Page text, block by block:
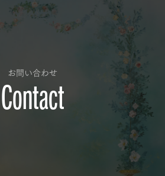
お問い合わせ
Contact